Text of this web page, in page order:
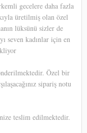
gecelere daha fazla
üretilmiş olan özel
lüksünü sizler de
seven kadınlar için en
Özel bir
sipariş notu
teslim edilmektedir.